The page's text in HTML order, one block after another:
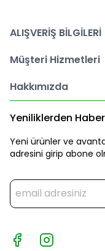
ALIŞVERİŞ BİLGİLERİ
Müşteri Hizmetleri
Hakkımızda
Yeniliklerden
Yeni ürünler ve
adresini girip abone